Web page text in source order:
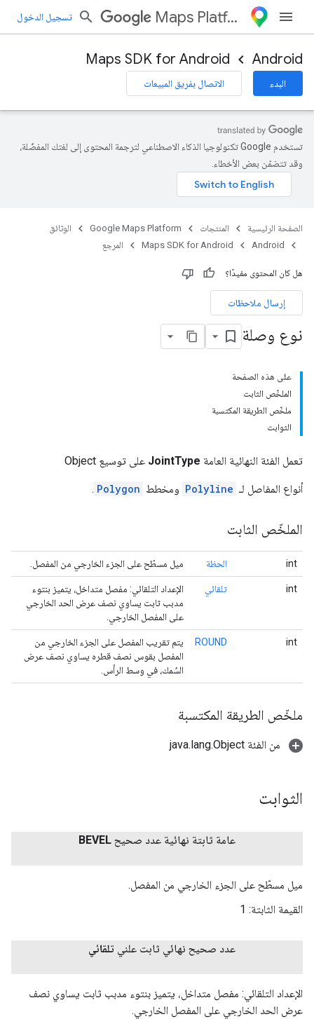
Maps Platform تسجيل الدخول
Android
Maps SDK for Android
البدء الاتصال بفريق المبيعات
تستخدم Google تكنولوجيا الذكاء الاصطناعي لترجمة المحتوى إلى لغتك المفضّلة،
وقد تتضمّن بعض الأخطاء.
الصفحة الرئيسية المنتجات Google Maps Platform
الوثائق
Android
Maps SDK for Android المرجع
هل كان المحتوى مفيدًا؟
إرسال ملاحظات
نوع وصلة
على هذه الصفحة
الملخّص الثابت
ملخّص الطريقة المكتسبة
الثوابت
تعمل الفئة النهائية العامة JointType على توسيع Object
أنواع المفاصل لـ Polyline ومخطط Polygon
.
الملخّص الثابت
int الحظة ميل مسطّح على الجزء الخارجي من المفصل.
int تلقائي
الإعداد التلقائي: مفصل متداخل، يتميز بنتوء
مدبب ثابت يساوي نصف عرض الحد الخارجي
على المفصل الخارجي.
int
ROUND
يتم تقريب المفصل على الجزء الخارجي من
المفصل بقوس نصف قطره يساوي نصف عرض
السُمك، في وسط الرأس.
ملخّص الطريقة المكتسبة
من الفئة java.lang.Object
الثوابت
عامة ثابتة نهائية عدد صحيح BEVEL
ميل مسطّح على الجزء الخارجي من المفصل.
القيمة الثابتة: 1
عدد صحيح نهائي ثابت علني تلقائي
الإعداد التلقائي: مفصل متداخل، يتميز بنتوء مدبب ثابت يساوي نصف
عرض الحد الخارجي على المفصل الخارجي.